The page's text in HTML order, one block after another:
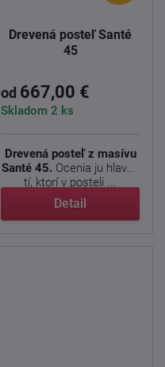
Drevená posteľ Santé
45
od 667,00 €
Skladom 2 ks
Drevená posteľ z masívu
Santé 45. Ocenia ju hlavne
tí, ktorí v posteli ...
Detail